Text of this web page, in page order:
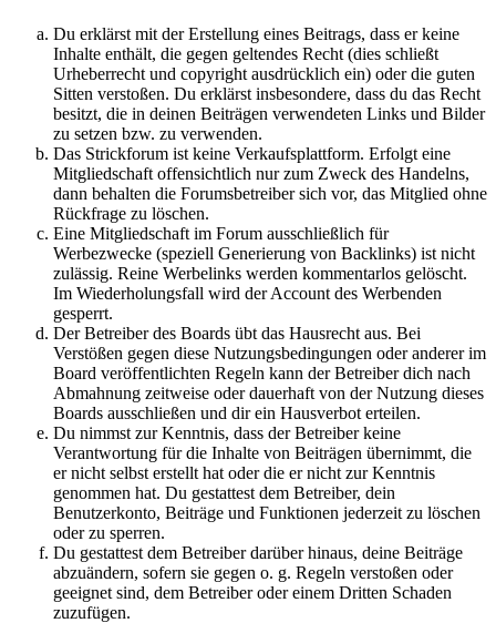
Du erklärst mit der Erstellung eines Beitrags, dass er keine
Inhalte enthält, die gegen geltendes Recht (dies schließt
Urheberrecht und copyright ausdrücklich ein) oder die guten
Sitten verstoßen. Du erklärst insbesondere, dass du das Recht
besitzt, die in deinen Beiträgen verwendeten Links und Bilder
zu setzen bzw. zu verwenden.
Das Strickforum ist keine Verkaufsplattform. Erfolgt eine
Mitgliedschaft offensichtlich nur zum Zweck des Handelns,
dann behalten die Forumsbetreiber sich vor, das Mitglied ohne
Rückfrage zu löschen.
Eine Mitgliedschaft im Forum ausschließlich für
Werbezwecke (speziell Generierung von Backlinks) ist nicht
zulässig. Reine Werbelinks werden kommentarlos gelöscht.
Im Wiederholungsfall wird der Account des Werbenden
gesperrt.
Der Betreiber des Boards übt das Hausrecht aus. Bei
Verstößen gegen diese Nutzungsbedingungen oder anderer im
Board veröffentlichten Regeln kann der Betreiber dich nach
Abmahnung zeitweise oder dauerhaft von der Nutzung dieses
Boards ausschließen und dir ein Hausverbot erteilen.
Du nimmst zur Kenntnis, dass der Betreiber keine
Verantwortung für die Inhalte von Beiträgen übernimmt, die
er nicht selbst erstellt hat oder die er nicht zur Kenntnis
genommen hat. Du gestattest dem Betreiber, dein
Benutzerkonto, Beiträge und Funktionen jederzeit zu löschen
oder zu sperren.
Du gestattest dem Betreiber darüber hinaus, deine Beiträge
abzuändern, sofern sie gegen o. g. Regeln verstoßen oder
geeignet sind, dem Betreiber oder einem Dritten Schaden
zuzufügen.